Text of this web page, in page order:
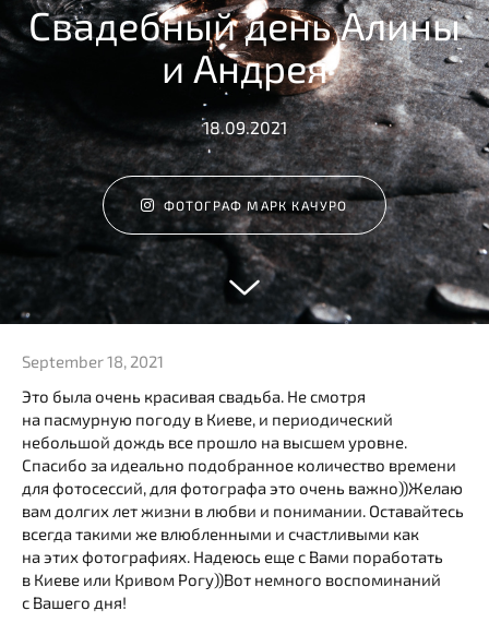
Свадебный день Алины
и Андрея
18.09.2021
ФОТОГРАФ МАРК КАЧУРО
September 18, 2021
Это была очень красивая свадьба. Не смотря
на пасмурную погоду в Киеве, и периодический
небольшой дождь все прошло на высшем уровне.
Спасибо за идеально подобранное количество времени
для фотосессий, для фотографа это очень важно))Желаю
вам долгих лет жизни в любви и понимании. Оставайтесь
всегда такими же влюбленными и счастливыми как
на этих фотографиях. Надеюсь еще с Вами поработать
в Киеве или Кривом Рогу))Вот немного воспоминаний
с Вашего дня!